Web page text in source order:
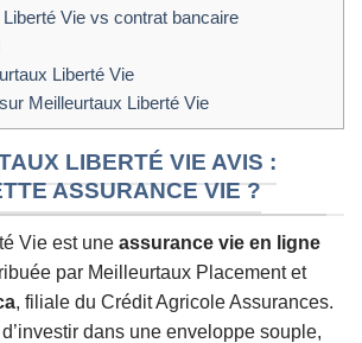
Vie vs contrat bancaire
Liberté Vie
Meilleurtaux Liberté Vie
LIBERTÉ VIE AVIS :
ASSURANCE VIE ?
Vie est une assurance vie en ligne
par Meilleurtaux Placement et
, filiale du Crédit Agricole Assurances.
dans une enveloppe souple,